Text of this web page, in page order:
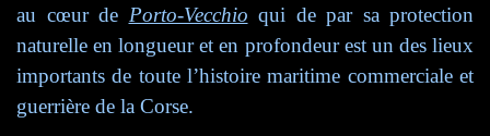
au cœur de Porto-Vecchio qui de par sa protection
naturelle en longueur et en profondeur est un des lieux
importants de toute l’histoire maritime commerciale et
guerrière de la Corse.